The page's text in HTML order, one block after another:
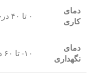
دمای
کاری
۰ تا ۴۰ درجه سانتی‌گراد
دمای
نگهداری
۱۰- تا ۶۰ درجه سانتی‌گراد